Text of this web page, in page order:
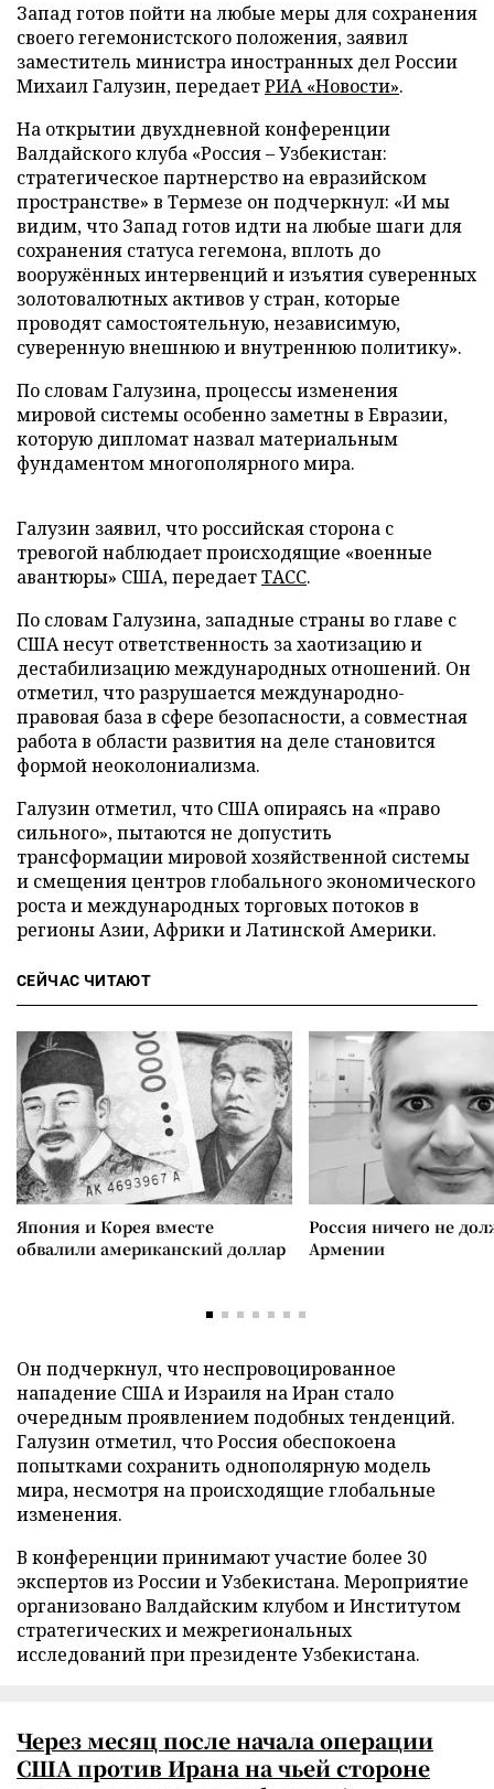
Запад готов пойти на любые меры для сохранения
своего гегемонистского положения, заявил
заместитель министра иностранных дел России
Михаил Галузин, передаетРИА «Новости».
На открытии двухдневной конференции
Валдайского клуба «Россия – Узбекистан:
стратегическое партнерство на евразийском
пространстве» в Термезе он подчеркнул: «И мы
видим, что Запад готов идти на любые шаги для
сохранения статуса гегемона, вплоть до
вооружённых интервенций и изъятия суверенных
золотовалютных активов у стран, которые
проводят самостоятельную, независимую,
суверенную внешнюю и внутреннюю политику».
По словам Галузина, процессы изменения
мировой системы особенно заметны в Евразии,
которую дипломат назвал материальным
фундаментом многополярного мира.
Галузин заявил, что российская сторона с
тревогой наблюдает происходящие «военные
авантюры» США, передаетТАСС.
По словам Галузина, западные страны во главе с
США несут ответственность за хаотизацию и
дестабилизацию международных отношений. Он
отметил, что разрушается международно-
правовая база в сфере безопасности, а совместная
работа в области развития на деле становится
формой неоколониализма.
Галузин отметил, что США опираясь на «право
сильного», пытаются не допустить
трансформации мировой хозяйственной системы
и смещения центров глобального экономического
роста и международных торговых потоков в
регионы Азии, Африки и Латинской Америки.
СЕЙЧАС ЧИТАЮТ
Япония и Корея вместе
обвалили американский доллар
Россия ничего не
Армении
Он подчеркнул, что неспровоцированное
нападение США и Израиля на Иран стало
очередным проявлением подобных тенденций.
Галузин отметил, что Россия обеспокоена
попытками сохранить однополярную модель
мира, несмотря на происходящие глобальные
изменения.
В конференции принимают участие более 30
экспертов из России и Узбекистана. Мероприятие
организовано Валдайским клубом и Институтом
стратегических и межрегиональных
исследований при президенте Узбекистана.
Через месяц после начала операции
США против Ирана на чьей стороне